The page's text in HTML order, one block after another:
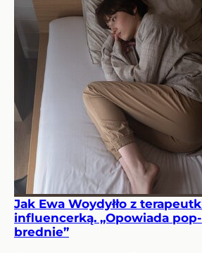
Jak Ewa Woydyłło z
influencerką. „Opowiada
brednie”